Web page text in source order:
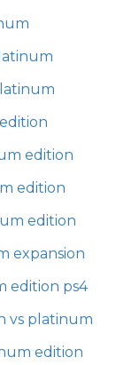
edition
edition
edition
expansion
edition ps4
vs platinum
edition